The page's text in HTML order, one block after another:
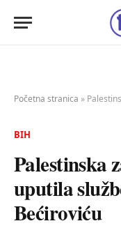
Početna stranica »
BIH
Palestinska
uputila
Bećiroviću